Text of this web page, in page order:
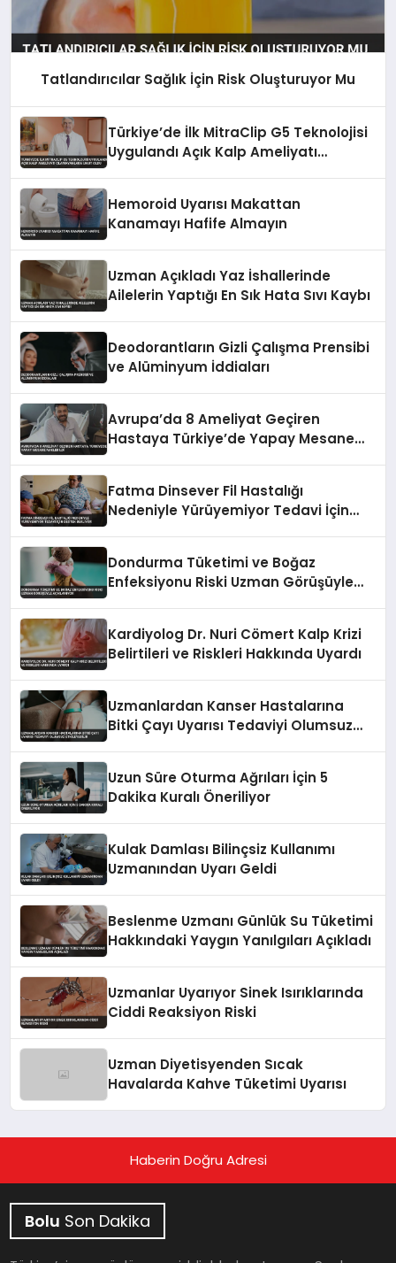
Tatlandırıcılar Sağlık İçin Risk Oluşturuyor Mu
Türkiye’de İlk MitraClip G5 Teknolojisi
Uygulandı Açık Kalp Ameliyatı
Hemoroid Uyarısı Makattan
Kanamayı Hafife Almayın
Uzman Açıkladı Yaz İshallerinde
Ailelerin Yaptığı En Sık Hata Sıvı Kaybı
Deodorantların Gizli Çalışma Prensibi
ve Alüminyum İddiaları
Avrupa’da 8 Ameliyat Geçiren
Hastaya Türkiye’de Yapay Mesane
Fatma Dinsever Fil Hastalığı
Nedeniyle Yürüyemiyor Tedavi İçin
Dondurma Tüketimi ve Boğaz
Enfeksiyonu Riski Uzman Görüşüyle
Kardiyolog Dr. Nuri Cömert Kalp Krizi
Belirtileri ve Riskleri Hakkında Uyardı
Uzmanlardan Kanser Hastalarına
Bitki Çayı Uyarısı Tedaviyi Olumsuz
Uzun Süre Oturma Ağrıları İçin 5
Dakika Kuralı Öneriliyor
Kulak Damlası Bilinçsiz Kullanımı
Uzmanından Uyarı Geldi
Beslenme Uzmanı Günlük Su Tüketimi
Hakkındaki Yaygın Yanılgıları Açıkladı
Uzmanlar Uyarıyor Sinek Isırıklarında
Ciddi Reaksiyon Riski
Uzman Diyetisyenden Sıcak
Havalarda Kahve Tüketimi Uyarısı
Haberin Doğru Adresi
Bolu Son Dakika